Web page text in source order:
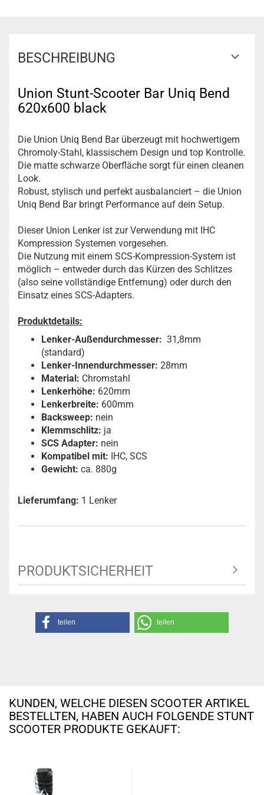
BESCHREIBUNG
Union Stunt-Scooter Bar Uniq Bend
620x600 black
Die Union Uniq Bend Bar überzeugt mit hochwertigem
Chromoly-Stahl, klassischem Design und top Kontrolle.
Die matte schwarze Oberfläche sorgt für einen cleanen
Look.
Robust, stylisch und perfekt ausbalanciert – die Union
Uniq Bend Bar bringt Performance auf dein Setup.
Dieser Union Lenker ist zur Verwendung mit IHC
Kompression Systemen vorgesehen.
Die Nutzung mit einem SCS-Kompression-System ist
möglich – entweder durch das Kürzen des Schlitzes
(also seine vollständige Entfernung) oder durch den
Einsatz eines SCS-Adapters.
Produktdetails:
Lenker-Außendurchmesser: 31,8mm
(standard)
Lenker-Innendurchmesser: 28mm
Material: Chromstahl
Lenkerhöhe: 620mm
Lenkerbreite: 600mm
Backsweep: nein
Klemmschlitz: ja
SCS Adapter: nein
Kompatibel mit: IHC, SCS
Gewicht: ca. 880g
Lieferumfang: 1 Lenker
PRODUKTSICHERHEIT
teilen teilen
KUNDEN, WELCHE DIESEN SCOOTER ARTIKEL
BESTELLTEN, HABEN AUCH FOLGENDE STUNT
SCOOTER PRODUKTE GEKAUFT: